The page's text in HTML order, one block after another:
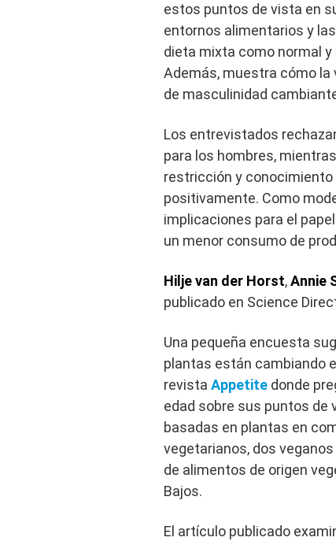
estos puntos de vista en
entornos alimentarios y
dieta mixta como normal
Además, muestra cómo la
de masculinidad
Los entrevistados
para los hombres,
restricción y
positivamente. Como
implicaciones para el
un menor consumo de
Hilje van der Horst,Annie
publicado en Science
Una pequeña encuesta
plantas están cambiando
revista Appetite donde
edad sobre sus puntos de
basadas en plantas en
vegetarianos, dos
de alimentos de origen
Bajos.
El artículo publicado